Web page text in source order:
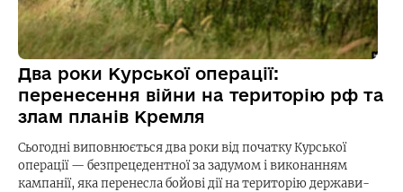
Два роки Курської операції:
перенесення війни на територію рф та
злам планів Кремля
Сьогодні виповнюється два роки від початку Курської
операції — безпрецедентної за задумом і виконанням
кампанії, яка перенесла бойові дії на територію держави-